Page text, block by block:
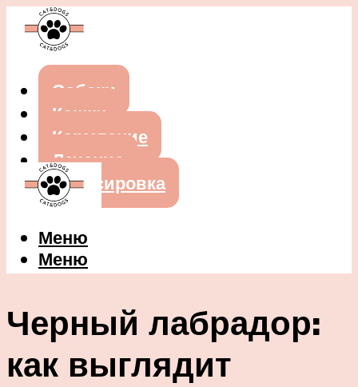
Собаки
Кошки
Кормление
Лечение
Дрессировка
Меню
Меню
Черный лабрадор:
как выглядит